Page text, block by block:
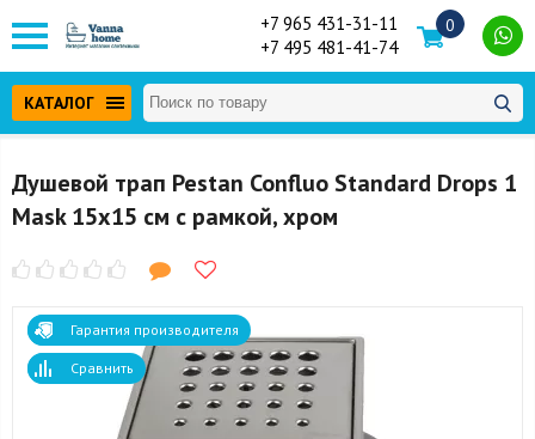
+7 965 431-31-11
+7 495 481-41-74
0
КАТАЛОГ
Душевой трап Pestan Confluo Standard Drops 1
Mask 15x15 см с рамкой, хром
Гарантия производителя
Сравнить